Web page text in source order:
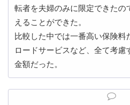
転者を夫婦のみに限定できたの
えることができた。
比較した中では一番高い保険料
ロードサービスなど、全て考慮
金額だった。